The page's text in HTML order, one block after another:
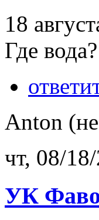
18
Где вода?
Anton
чт, 08/
УК